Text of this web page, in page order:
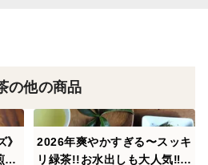
をぜひどうぞ。
収穫分】
の他の商品
ほ
2026年爽やかすぎる〜スッキ
リ緑茶!!お水出しも大人気‼京